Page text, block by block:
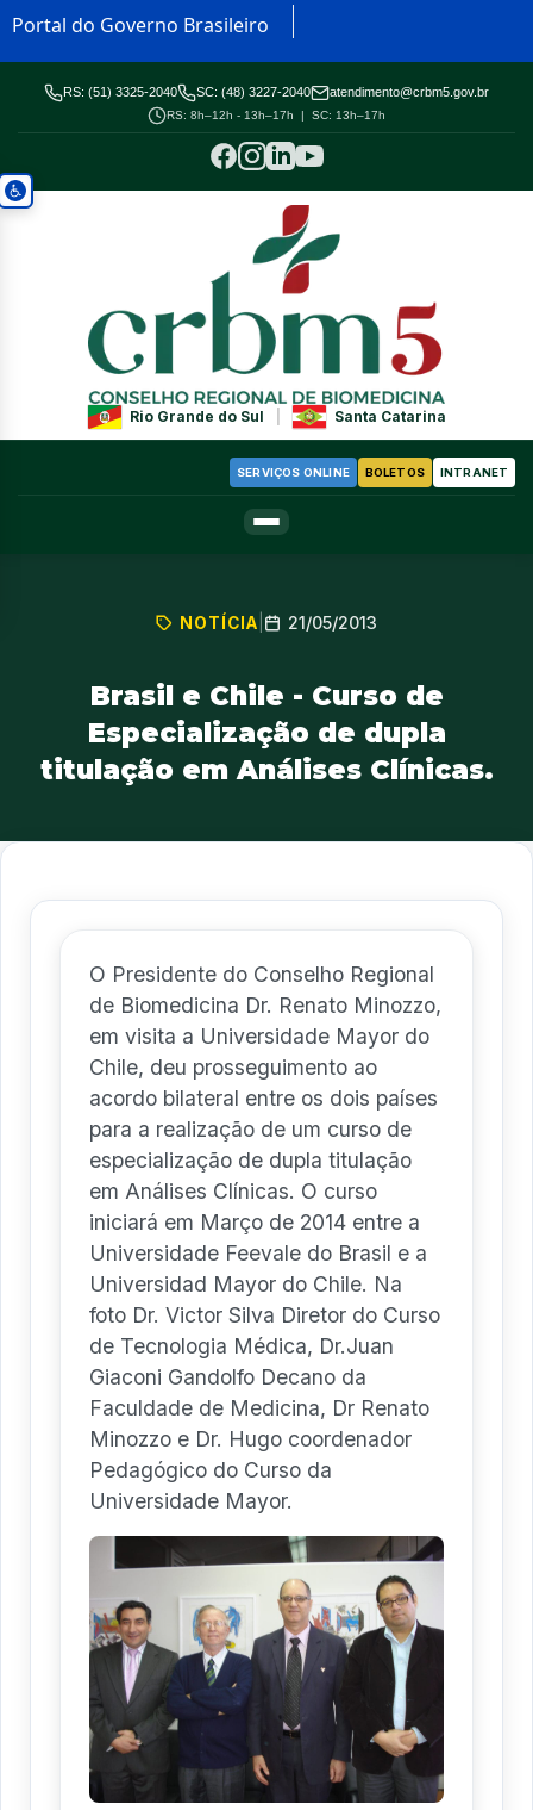
Portal do Governo Brasileiro
RS: (51) 3325-2040 SC: (48) 3227-2040 atendimento@crbm5.gov.br
RS: 8h–12h - 13h–17h | SC: 13h–17h
Rio Grande do Sul Santa Catarina
SERVIÇOS ONLINE BOLETOS INTRANET
NOTÍCIA 21/05/2013
Brasil e Chile - Curso de
Especialização de dupla
titulação em Análises Clínicas.
O Presidente do Conselho Regional
de Biomedicina Dr. Renato Minozzo,
em visita a Universidade Mayor do
Chile, deu prosseguimento ao
acordo bilateral entre os dois países
para a realização de um curso de
especialização de dupla titulação
em Análises Clínicas. O curso
iniciará em Março de 2014 entre a
Universidade Feevale do Brasil e a
Universidad Mayor do Chile. Na
foto Dr. Victor Silva Diretor do Curso
de Tecnologia Médica, Dr.Juan
Giaconi Gandolfo Decano da
Faculdade de Medicina, Dr Renato
Minozzo e Dr. Hugo coordenador
Pedagógico do Curso da
Universidade Mayor.